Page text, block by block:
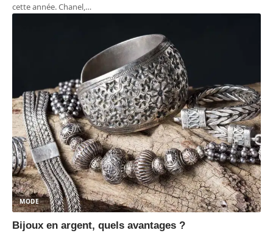
cette année. Chanel,…
MODE
Bijoux en argent, quels avantages ?